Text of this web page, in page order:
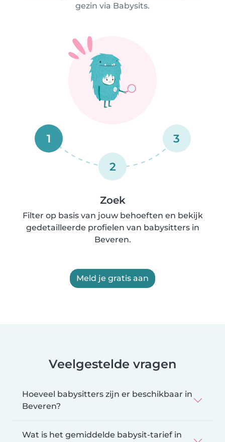
gezin via Babysits.
1
2
3
Zoek
Filter op basis van jouw behoeften en bekijk
gedetailleerde profielen van babysitters in
Beveren.
Meld je gratis aan
Veelgestelde vragen
Hoeveel babysitters zijn er beschikbaar in
Beveren?
Wat is het gemiddelde babysit-tarief in